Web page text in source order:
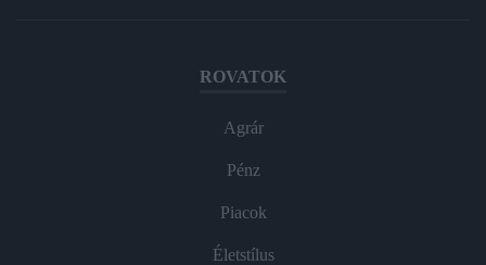
ROVATOK
Agrár
Pénz
Piacok
Életstílus